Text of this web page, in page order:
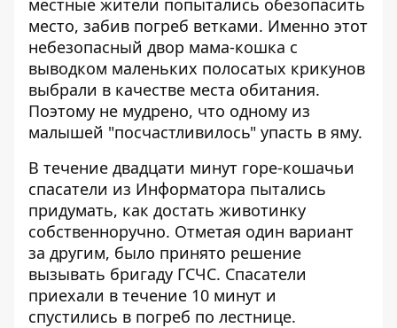
место, забив погреб ветками. Именно этот
небезопасный двор мама-кошка с
выводком маленьких полосатых крикунов
выбрали в качестве места обитания.
Поэтому не мудрено, что одному из
малышей "посчастливилось" упасть в яму.
В течение двадцати минут горе-кошачьи
спасатели из Информатора пытались
придумать, как достать животинку
собственноручно. Отметая один вариант
за другим, было принято решение
вызывать бригаду ГСЧС. Спасатели
приехали в течение 10 минут и
спустились в погреб по лестнице.